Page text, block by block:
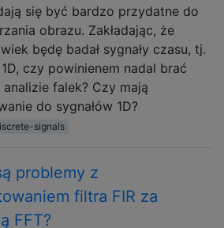
się być bardzo przydatne do
obrazu. Zakładając, że
będę badał sygnały czasu, tj.
1D, czy powinienem nadal brać
analizie falek? Czy mają
do sygnałów 1D?
signals
problemy z
filtra FIR za
FFT?